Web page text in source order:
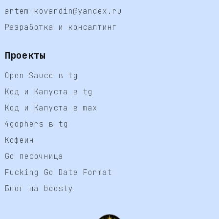
artem-kovardin@yandex.ru
Разработка и консалтинг
Проекты
Open Sauce в tg
Код и Капуста в tg
Код и Капуста в max
4gophers в tg
Кофеин
Go песочница
Fucking Go Date Format
Блог на boosty